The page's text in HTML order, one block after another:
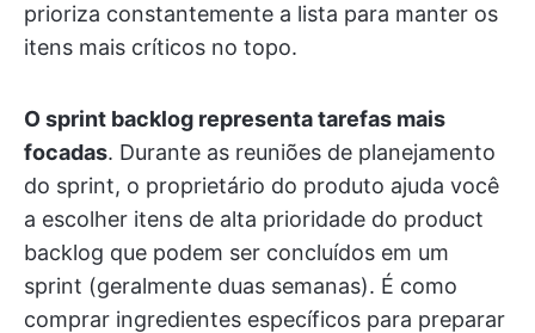
prioriza constantemente a lista para manter os
itens mais críticos no topo.
O sprint backlog representa tarefas mais
focadas. Durante as reuniões de planejamento
do sprint, o proprietário do produto ajuda você
a escolher itens de alta prioridade do product
backlog que podem ser concluídos em um
sprint (geralmente duas semanas). É como
comprar ingredientes específicos para preparar